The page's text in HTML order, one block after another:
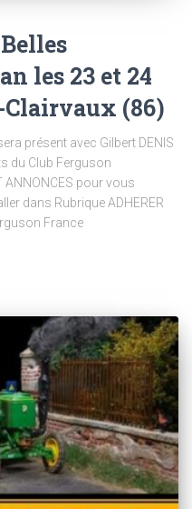
les 23 et 24
Clairvaux (86)
présent avec Gilbert DENIS
du Club Ferguson
ANNONCES pour vous
dans Rubrique ADHERER
France